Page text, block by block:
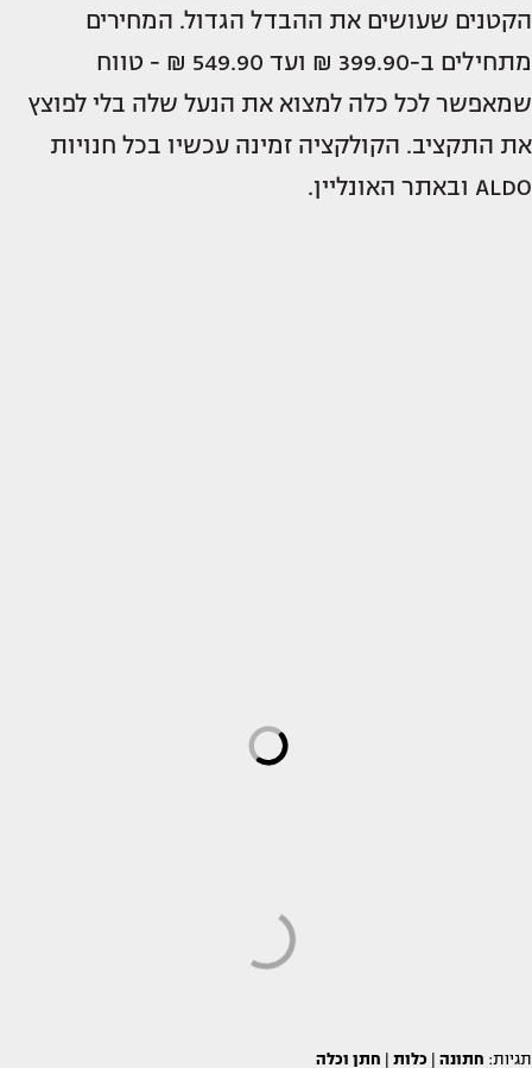
הקטנים שעושים את ההבדל הגדול. המחירים
מתחילים ב-399.90 ₪ ועד 549.90 ₪ - טווח
שמאפשר לכל כלה למצוא את הנעל שלה בלי לפוצץ
את התקציב. הקולקציה זמינה עכשיו בכל חנויות
ALDO ובאתר האונליין.
תגיות: חתונה כלות חתן וכלה